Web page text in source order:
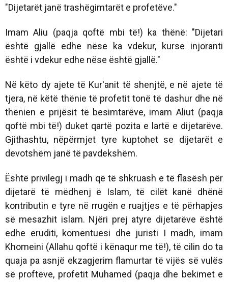
"Dijetarët janë trashëgimtarët e profetëve."
Imam Aliu (paqja qoftë mbi të!) ka thënë: "Dijetari
është gjallë edhe nëse ka vdekur, kurse injoranti
është i vdekur edhe nëse është gjallë."
Në këto dy ajete të Kur'anit të shenjtë, e në ajete të
tjera, në këtë thënie të profetit tonë të dashur dhe në
thënien e prijësit të besimtarëve, imam Aliut (paqja
qoftë mbi të!) duket qartë pozita e lartë e dijetarëve.
Gjithashtu, nëpërmjet tyre kuptohet se dijetarët e
devotshëm janë të pavdekshëm.
Është privilegj i madh që të shkruash e të flasësh për
dijetarë të mëdhenj ë Islam, të cilët kanë dhënë
kontributin e tyre në rrugën e ruajtjes e të përhapjes
së mesazhit islam. Njëri prej atyre dijetarëve është
edhe eruditi, komentuesi dhe juristi I madh, imam
Khomeini (Allahu qoftë i kënaqur me të!), të cilin do ta
quaja pa asnjë ekzagjerim flamurtar të vijës së vulës
së proftëve, profetit Muhamed (paqja dhe bekimet e